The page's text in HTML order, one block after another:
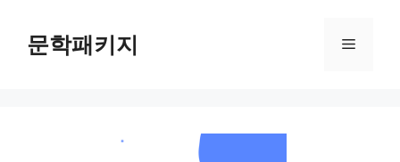
문학패키지 메